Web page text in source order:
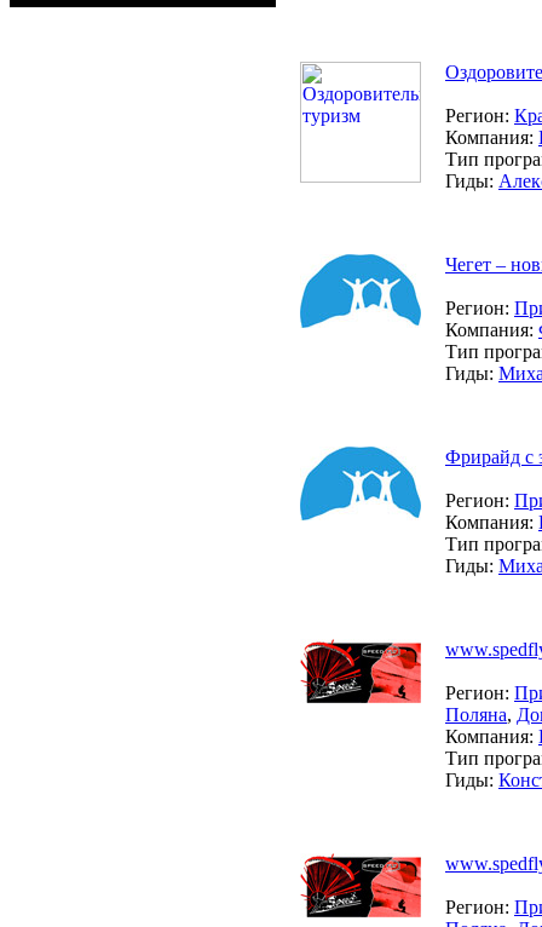
Регион:
Компания:
Тип
Гиды:
Чегет –
Регион:
Компания:
Тип
Гиды:
Фрирайд с
Регион:
Компания:
Тип
Гиды:
Регион:
Поляна,
Компания:
Тип
Гиды:
Регион: